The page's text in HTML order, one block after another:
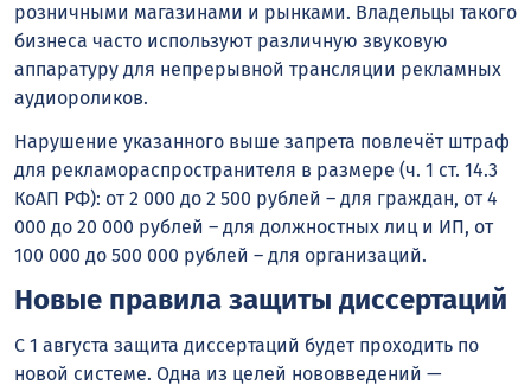
розничными магазинами и рынками. Владельцы такого
бизнеса часто используют различную звуковую
аппаратуру для непрерывной трансляции рекламных
аудиороликов.
Нарушение указанного выше запрета повлечёт штраф
для рекламораспространителя в размере (ч. 1 ст. 14.3
КоАП РФ): от 2 000 до 2 500 рублей – для граждан, от 4
000 до 20 000 рублей – для должностных лиц и ИП, от
100 000 до 500 000 рублей – для организаций.
Новые правила защиты диссертаций
С 1 августа защита диссертаций будет проходить по
новой системе. Одна из целей нововведений —